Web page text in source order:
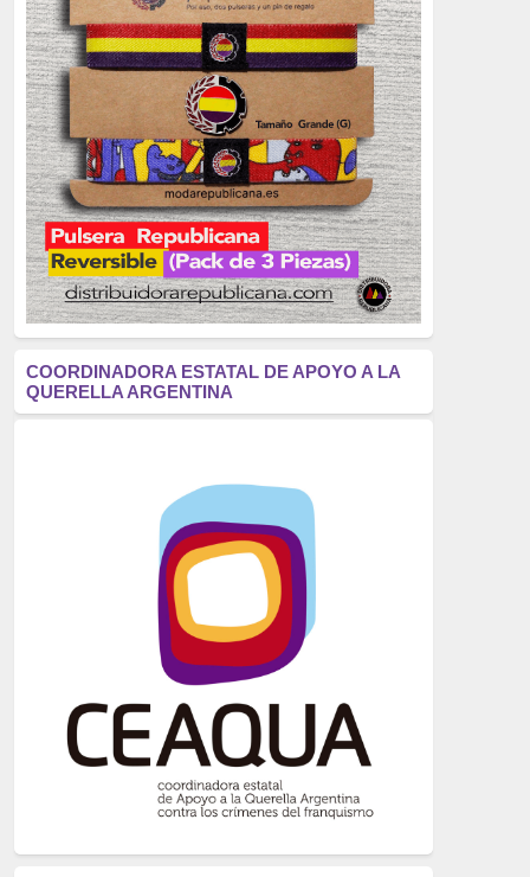
Actualidad
(2319)
monarquía
(2253)
borbones
(2176)
Cultura
(2163)
Guerra
(1674)
genocidio
(1234)
mujer
(1070)
Eventos
(914)
Crímenes del franquismo
(721)
(699)
(607)
neofranquismo
(567)
Justicia Universal
Derechos Humanos
(522)
Nacionalcatolicismo
(514)
COORDINADORA ESTATAL DE APOYO A LA
QUERELLA ARGENTINA